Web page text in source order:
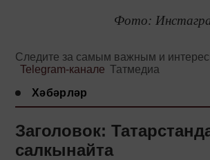
Фото:
Следите за самым важным и
Telegram-канале Татмедиа
Хәбәрләр
Заголовок:
салкынайта